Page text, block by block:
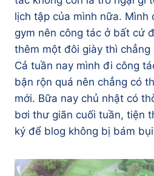
lịch tập của mình nữa. Mình
gym nên công tác ở bất cứ
thêm một đôi giày thì
Cả tuần nay mình đi công
bận rộn quá nên chẳng có
mới. Bữa nay chủ nhật có
bơi thư giãn cuối tuần, tiện
ký để blog không bị bám